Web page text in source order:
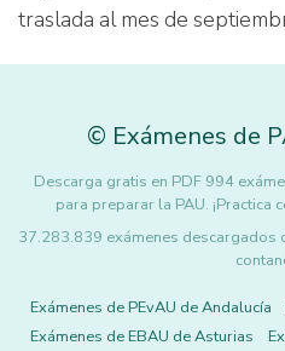
traslada al mes de
© Exámenes de
Descarga gratis en PDF 994
para preparar la PAU. ¡Practica
37.283.839 exámenes descargados
Exámenes de PEvAU de Andalucía
Exámenes de EBAU de Asturias